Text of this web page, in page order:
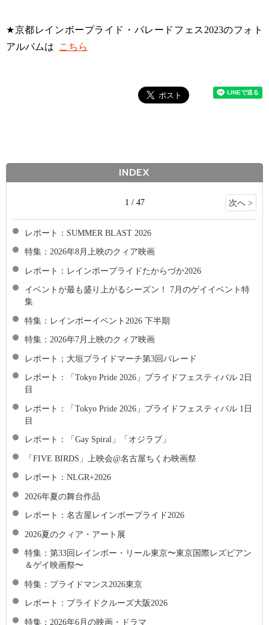
★京都レインボープライド・パレードフェス2023のフォト
アルバムは
こちら
INDEX
1 / 47 次へ >
レポート：SUMMER BLAST 2026
特集：2026年8月上映のクィア映画
レポート：レインボープライドたからづか2026
イベントが最も盛り上がるシーズン！ 7月のゲイイベント特
集
特集：レインボーイベント2026 下半期
特集：2026年7月上映のクィア映画
レポート；大垣プライドマーチ第3回パレード
レポート：「Tokyo Pride 2026」プライドフェスティバル 2日
目
レポート：「Tokyo Pride 2026」プライドフェスティバル 1日
目
レポート：「Gay Spiral」「オジラブ」
「FIVE BIRDS」上映会@名古屋ちくわ映画祭
レポート：NLGR+2026
2026年夏の舞台作品
レポート：名古屋レインボープライド2026
2026夏のクィア・アート展
特集：第33回レインボー・リール東京〜東京国際レズビアン
＆ゲイ映画祭〜
特集：プライドマンス2026東京
レポート：プライドクルーズ大阪2026
特集：2026年6月の映画・ドラマ